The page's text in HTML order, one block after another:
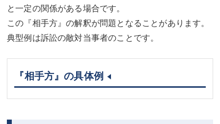
と一定の関係がある場合です。
この『相手方』の解釈が問題となることがあります。
典型例は訴訟の敵対当事者のことです。
『相手方』の具体例